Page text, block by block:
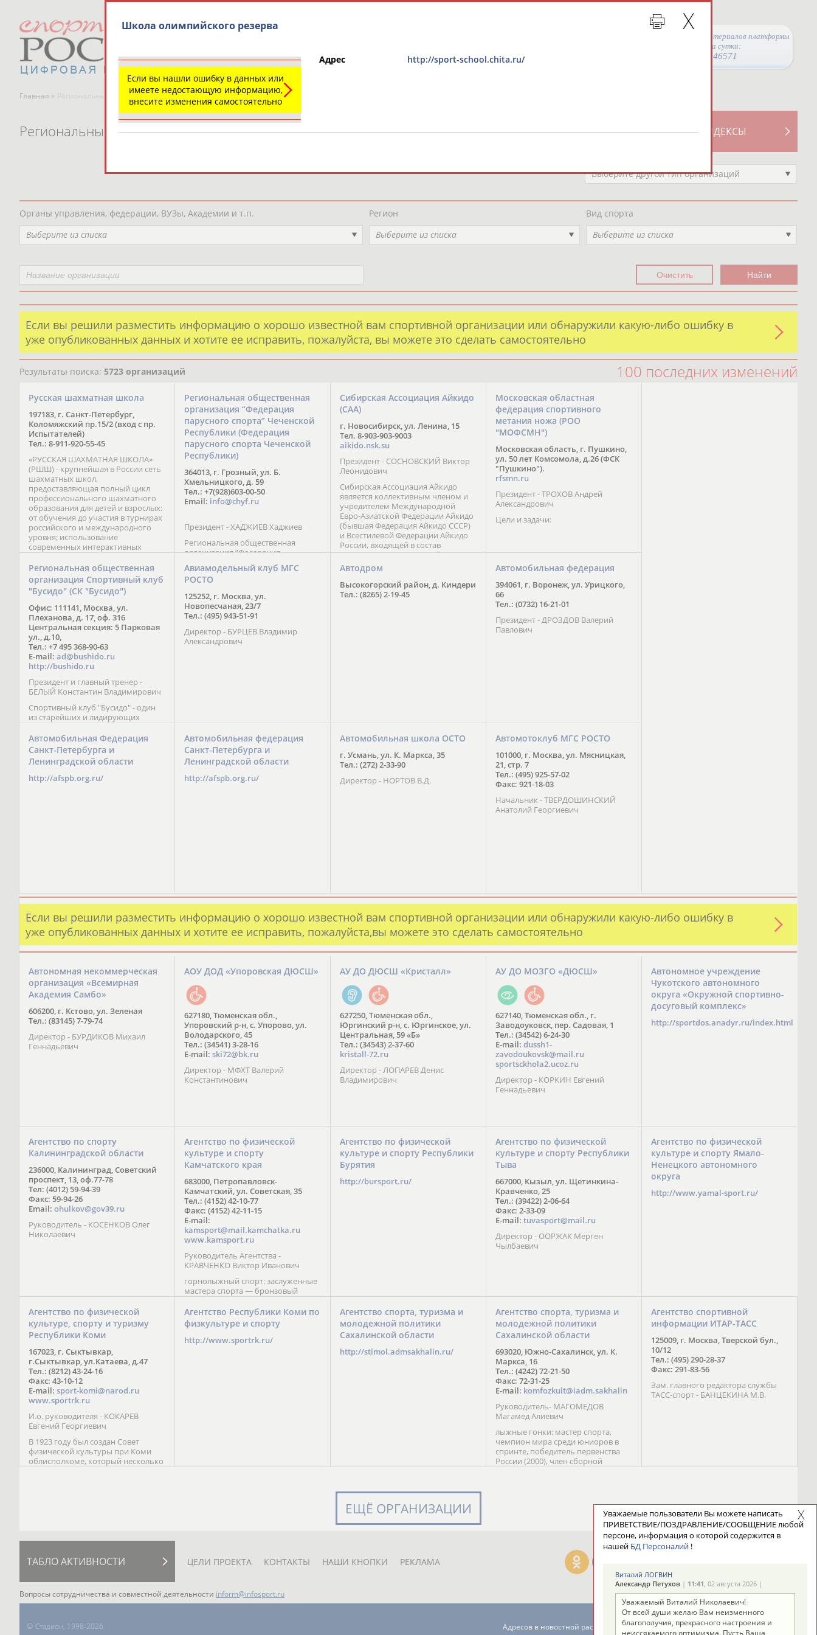
Просмотры материалов платформы
за сутки:
46571
Главная » Региональные спортивные организации
СВОДНЫЕ ИНДЕКСЫ
ТАБЛО АКТИВНОСТИ
РЕСУРСНАЯ ПЛОЩАДКА
Региональные спортивные организации
Выберите другой тип организаций
Органы управления, федерации, ВУЗы, Академии и т.п.
Выберите из списка
Регион
Выберите из списка
Вид спорта
Выберите из списка
Если вы решили разместить информацию о хорошо известной вам спортивной организации или обнаружили какую-либо ошибку в
уже опубликованных данных и хотите ее исправить, пожалуйста, вы можете это сделать самостоятельно
Результаты поиска: 5723 организаций 100 последних изменений
Русская шахматная школа
197183, г. Санкт-Петербург,
Коломяжский пр.15/2 (вход с пр.
Испытателей)
Тел.: 8-911-920-55-45
«РУССКАЯ ШАХМАТНАЯ ШКОЛА»
(РШШ) - крупнейшая в России сеть
шахматных школ,
предоставляющая полный цикл
профессионального шахматного
образования для детей и взрослых:
от обучения до участия в турнирах
российского и международного
уровня; использование
современных интерактивных
методик подачи материала;
обучение на русском и английском
языках; специалисты с опытом
преподавания более 20 лет;
направленность на общее
развитие ребенка: проведение
творческих мастер-классов, уроков
по истории и литературе,
организация регулярных
шахматных сборов на спортивных
базах и в детских лагерях,
проведение встреч с выдающимися
шахматистами; корпоративное
обучение; онлайн обучение в
форме вебинаров и
индивидуальных занятий, круглые
столы российских и
международных тренеров,
трансляция мероприятий и
турниров.
Региональная общественная
организация “Федерация
парусного спорта” Чеченской
Республики (Федерация
парусного спорта Чеченской
Республики)
364013, г. Грозный, ул. Б.
Хмельницкого, д. 59
Тел.: +7(928)603-00-50
Email: info@chyf.ru
Президент - ХАДЖИЕВ Хаджиев
Региональная общественная
организация “Федерация
парусного спорта” Чеченской
Республики начала свою
деятельность в декабре 2016 года.
Миссия федерации состоит в
популяризации парусного спорта,
привлечении и содействии
развитию спорта в этом регионе и
спортсменов на российских и
международных соревнованиях.
Сибирская Ассоциация Айкидо
(САА)
г. Новосибирск, ул. Ленина, 15
Тел. 8-903-903-9003
aikido.nsk.su
Президент - СОСНОВСКИЙ Виктор
Леонидович
Сибирская Ассоциация Айкидо
является коллективным членом и
учредителем Международной
Евро-Азиатской Федерации Айкидо
(бывшая Федерация Айкидо СССР)
и Всестилевой Федерации Айкидо
России, входящей в состав
Национального Совета Айкидо
России, президентом которого
является С. В. Киреенко
Московская областная
федерация спортивного
метания ножа (РОО
"МОФСМН")
Московская область, г. Пушкино,
ул. 50 лет Комсомола, д.26 (ФСК
"Пушкино").
rfsmn.ru
Президент - ТРОХОВ Андрей
Александрович
Цели и задачи:
Региональная общественная
организация Спортивный клуб
"Бусидо" (СК "Бусидо")
Офис: 111141, Москва, ул.
Плеханова, д. 17, оф. 316
Центральная секция: 5 Парковая
ул., д.10,
Тел.: +7 495 368-90-63
E-mail: ad@bushido.ru
http://bushido.ru
Президент и главный тренер -
БЕЛЫЙ Константин Владимирович
Спортивный клуб "Бусидо" - один
из старейших и лидирующих
клубов России, изучающих и
развивающих различные боевые
искусства и, прежде всего, каратэ
Кёкусинкай - первого в мире стиля
контактного каратэ, получившего
огромное развитие во всем
мире. Однако, спектр интересов
Авиамодельный клуб МГС
РОСТО
125252, г. Москва, ул.
Новопесчаная, 23/7
Тел.: (495) 943-51-91
Директор - БУРЦЕВ Владимир
Александрович
Автодром
Высокогорский район, д. Киндери
Тел.: (8265) 2-19-45
Автомобильная федерация
394061, г. Воронеж, ул. Урицкого,
66
Тел.: (0732) 16-21-01
Президент - ДРОЗДОВ Валерий
Павлович
Автомобильная Федерация
Санкт-Петербурга и
Ленинградской области
http://afspb.org.ru/
Автомобильная федерация
Санкт-Петербурга и
Ленинградской области
http://afspb.org.ru/
Автомобильная школа ОСТО
г. Усмань, ул. К. Маркса, 35
Тел.: (272) 2-33-90
Директор - НОРТОВ В.Д.
Автомотоклуб МГС РОСТО
101000, г. Москва, ул. Мясницкая,
21, стр. 7
Тел.: (495) 925-57-02
Факс: 921-18-03
Начальник - ТВЕРДОШИНСКИЙ
Анатолий Георгиевич
Если вы решили разместить информацию о хорошо известной вам спортивной организации или обнаружили какую-либо ошибку в
уже опубликованных данных и хотите ее исправить, пожалуйста,вы можете это сделать самостоятельно
Автономная некоммерческая
организация «Всемирная
Академия Самбо»
606200, г. Кстово, ул. Зеленая
Тел.: (83145) 7-79-74
Директор - БУРДИКОВ Михаил
Геннадьевич
АОУ ДОД «Упоровская ДЮСШ»
627180, Тюменская обл.,
Упоровский р-н, с. Упорово, ул.
Володарского, 45
Тел.: (34541) 3-28-16
E-mail: ski72@bk.ru
Директор - МФХТ Валерий
Константинович
АУ ДО ДЮСШ «Кристалл»
627250, Тюменская обл.,
Юргинский р-н, с. Юргинское, ул.
Центральная, 59 «Б»
Тел.: (34543) 2-37-60
kristall-72.ru
Директор - ЛОПАРЕВ Денис
Владимирович
АУ ДО МОЗГО «ДЮСШ»
627140, Тюменская обл., г.
Заводоуковск, пер. Садовая, 1
Тел.: (34542) 6-24-30
​E-mail: dussh1-
zavodoukovsk@mail.ru
sportsckhola2.ucoz.ru
Директор - КОРКИН Евгений
Геннадьевич
Автономное учреждение
Чукотского автономного
округа «Окружной спортивно-
досуговый комплекс»
http://sportdos.anadyr.ru/index.html
Агентство по спорту
Калининградской области
236000, Калининград, Советский
проспект, 13, оф.77-78
Тел: (4012) 59-94-39
Факс: 59-94-26
Email: ohulkov@gov39.ru
Руководитель - КОСЕНКОВ Олег
Николаевич
Агентство по физической
культуре и спорту
Камчатского края
683000, Петропавловск-
Камчатский, ул. Советская, 35
Тел.: (4152) 42-10-77
Факс: (4152) 42-11-15
E-mail:
kamsport@mail.kamchatka.ru
www.kamsport.ru
Руководитель Агентства -
КРАВЧЕНКО Виктор Иванович
горнолыжный спорт: заслуженные
мастера спорта — бронзовый
призер Кубка мира (1997),
обладатель Кубка Европы (2002) В.
Зеленская; бронзовый призер
Паралимпийских игр в Солт-Лейк-
Сити (2002) А. Мошкин; мастер
Агентство по физической
культуре и спорту Республики
Бурятия
http://bursport.ru/
Агентство по физической
культуре и спорту Республики
Тыва
667000, Кызыл, ул. Щетинкина-
Кравченко, 25
Тел.: (39422) 2-06-64
Факс: 2-33-09
E-mail: tuvasport@mail.ru
Директор - ООРЖАК Мерген
Чылбаевич
Агентство по физической
культуре и спорту Ямало-
Ненецкого автономного
округа
http://www.yamal-sport.ru/
Агентство по физической
культуре, спорту и туризму
Республики Коми
167023, г. Сыктывкар,
г.Сыктывкар, ул.Катаева, д.47
Тел.: (8212) 43-24-16
Факс: 43-10-12
E-mail: sport-komi@narod.ru
www.sportrk.ru
И.о. руководителя - КОКАРЕВ
Евгений Георгиевич
В 1923 году был создан Совет
физической культуры при Коми
облисполкоме, который несколько
раз реорганизовывался; с 1994 года
Агентство Республики Коми по
физкультуре и спорту
http://www.sportrk.ru/
Агентство спорта, туризма и
молодежной политики
Сахалинской области
http://stimol.admsakhalin.ru/
Агентство спорта, туризма и
молодежной политики
Сахалинской области
693020, Южно-Сахалинск, ул. К.
Маркса, 16
Тел.: (4242) 72-21-50
Факс: 72-31-25
E-mail: komfozkult@iadm.sakhalin
Руководитель- МАГОМЕДОВ
Магамед Алиевич
лыжные гонки: мастер спорта,
чемпион мира среди юниоров в
спринте, победитель первенства
России (2000), член сборной
команды России С. Новиков;
Кубка России (1999) В. Разницын;
первенств России (1999, 2000), член
юниорской сборной команды
Агентство спортивной
информации ИТАР-ТАСС
125009, г. Москва, Тверской бул.,
10/12
Тел.: (495) 290-28-37
Факс: 291-83-56
Зам. главного редактора службы
ТАСС-спорт - БАНЦЕКИНА М.В.
ЕЩЁ ОРГАНИЗАЦИИ
Школа олимпийского резерва
Если вы нашли ошибку в данных или
имеете недостающую информацию,
внесите изменения самостоятельно
Адрес http://sport-school.chita.ru/
ТАБЛО АКТИВНОСТИ ЦЕЛИ ПРОЕКТА КОНТАКТЫ НАШИ КНОПКИ РЕКЛАМА
Вопросы сотрудничества и совместной деятельности inform@infosport.ru
© Стадион, 1998-2026 Адресов в новостной рассылке: 996
Уважаемые пользователи Вы можете написать
ПРИВЕТСТВИЕ/ПОЗДРАВЛЕНИЕ/СООБЩЕНИЕ любой
персоне, информация о которой содержится в
нашей БД Персоналий !
Виталий ЛОГВИН
Александр Петухов | 11:41, 02 августа 2026 |
Уважаемый Виталий Николаевич!
От всей души желаю Вам неизменного
благополучия, прекрасного настроения и
неиссякаемого оптимизма. Пусть Ваша